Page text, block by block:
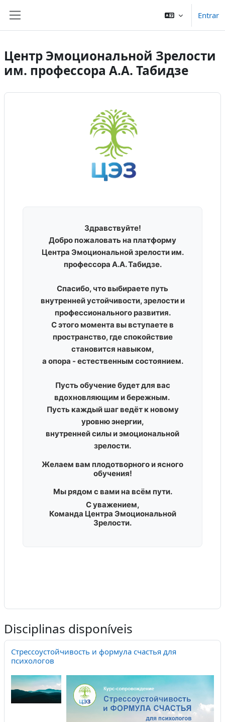
Entrar
Центр Эмоциональной Зрелости
им. профессора А.А. Табидзе
Здравствуйте!
Добро пожаловать на платформу
Центра Эмоциональной зрелости им.
профессора А.А. Табидзе.
Спасибо, что выбираете путь
внутренней устойчивости, зрелости и
профессионального развития.
С этого момента вы вступаете в
пространство, где спокойствие
становится навыком,
а опора - естественным состоянием.
Пусть обучение будет для вас
вдохновляющим и бережным.
Пусть каждый шаг ведёт к новому
уровню энергии,
внутренней силы и эмоциональной
зрелости.
Желаем вам плодотворного и ясного
обучения!
Мы рядом с вами на всём пути.
С уважением,
Команда Центра Эмоциональной
Зрелости.
Disciplinas disponíveis
Стрессоустойчивость и формула счастья для
психологов